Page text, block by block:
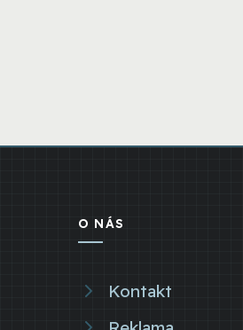
O NÁS
Kontakt